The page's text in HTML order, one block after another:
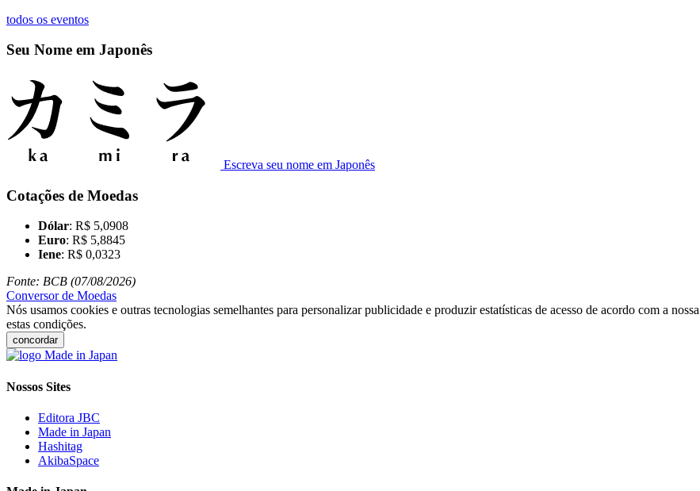
todos os eventos
Seu Nome em Japonês
Escreva seu nome em Japonês
Cotações de Moedas
Dólar: R$ 5,0908
Euro: R$ 5,8845
Iene: R$ 0,0323
Fonte: BCB (07/08/2026)
Conversor de Moedas
Nós usamos cookies e outras tecnologias semelhantes para personalizar publicidade e produzir estatísticas de acesso de acordo com a nossa
estas condições.
concordar
Nossos Sites
Editora JBC
Made in Japan
Hashitag
AkibaSpace